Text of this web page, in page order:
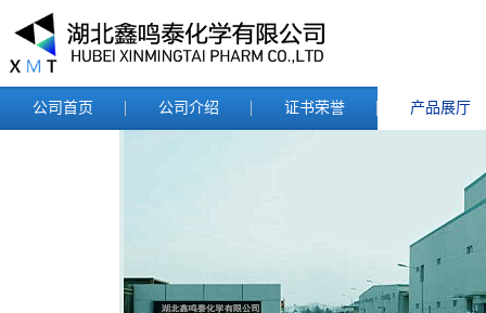
公司首页 公司介绍 证书荣誉 产品展厅